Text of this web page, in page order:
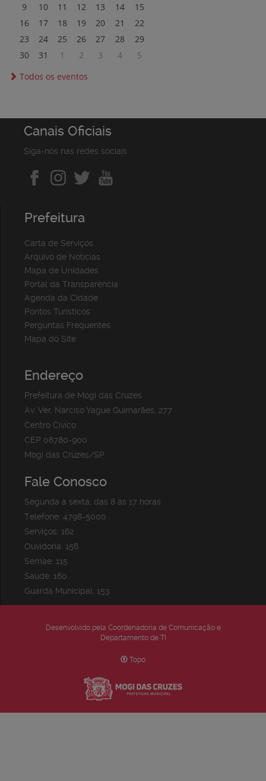
9
10 11 12 13 14
15
16
17 18 19 20 21
22
23
24 25 26 27 28
29
30
31 1 2 3 4
5
Todos os eventos
Canais Oficiais
Siga-nos nas redes sociais
Prefeitura
Carta de Serviços
Arquivo de Notícias
Mapa de Unidades
Portal da Transparência
Agenda da Cidade
Pontos Turísticos
Perguntas Frequentes
Mapa do Site
Endereço
Prefeitura de Mogi das Cruzes
Av. Ver. Narciso Yague Guimarães, 277
Centro Cívico
CEP 08780-900
Mogi das Cruzes/SP
Fale Conosco
Segunda a sexta, das 8 às 17 horas
Telefone: 4798-5000
Serviços: 162
Ouvidoria: 156
Semae: 115
Saúde: 160
Guarda Municipal: 153
Desenvolvido pela Coordenadoria de Comunicação e
Departamento de TI
Topo